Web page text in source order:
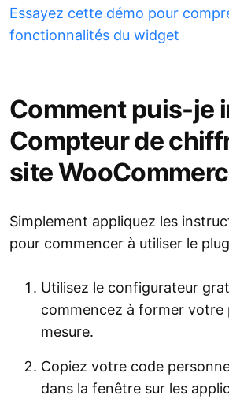
Essayez cette démo pour
fonctionnalités du widget
Comment puis-je
Compteur de
site
Simplement appliquez les
pour commencer à utiliser le
Utilisez le configurateur
commencez à former votre
mesure.
Copiez votre code
dans la fenêtre sur les